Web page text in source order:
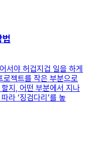
서야 허겁지겁 일을 하게
젝트를 작은 부분으로
지, 어떤 부분에서 지나
라 ‘징검다리’를 놓